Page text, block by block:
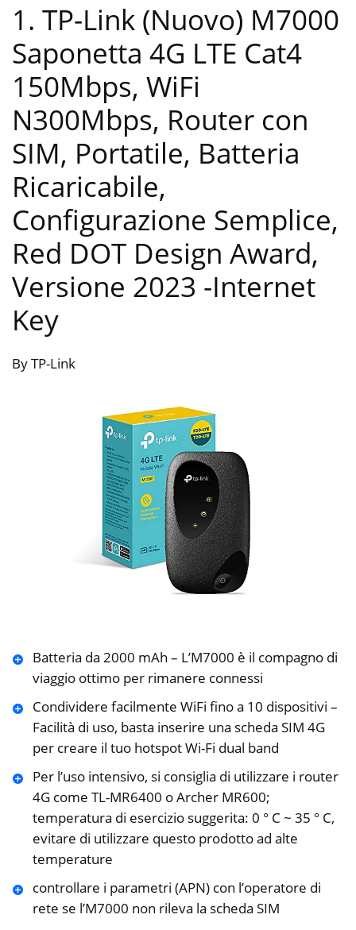
1. TP-Link (Nuovo) M7000
Saponetta 4G LTE Cat4
150Mbps, WiFi
N300Mbps, Router con
SIM, Portatile, Batteria
Ricaricabile,
Configurazione Semplice,
Red DOT Design Award,
Versione 2023 -Internet
Key
By TP-Link
Batteria da 2000 mAh – L’M7000 è il compagno di
viaggio ottimo per rimanere connessi
Condividere facilmente WiFi fino a 10 dispositivi –
Facilità di uso, basta inserire una scheda SIM 4G
per creare il tuo hotspot Wi-Fi dual band
Per l’uso intensivo, si consiglia di utilizzare i router
4G come TL-MR6400 o Archer MR600;
temperatura di esercizio suggerita: 0 ° C ~ 35 ° C,
evitare di utilizzare questo prodotto ad alte
temperature
controllare i parametri (APN) con l’operatore di
rete se l’M7000 non rileva la scheda SIM